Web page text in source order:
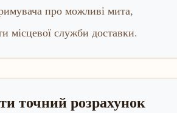
про можливі мита,
місцевої служби доставки.
точний розрахунок